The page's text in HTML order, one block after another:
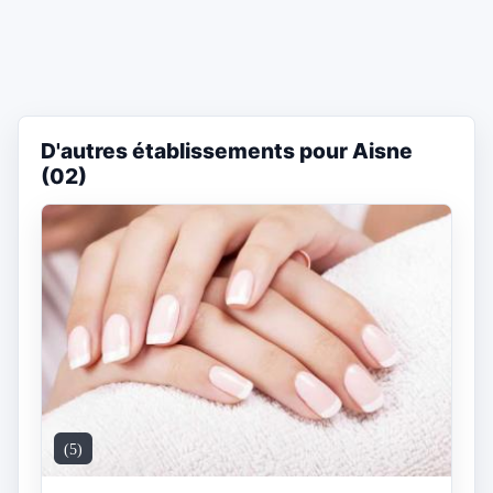
D'autres établissements pour Aisne
(02)
(5)